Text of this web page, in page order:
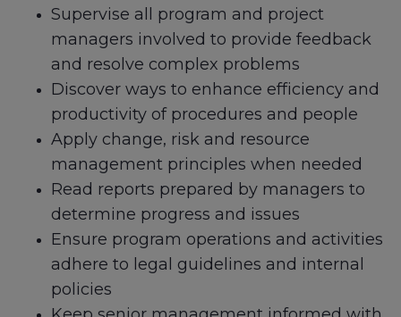
Supervise all program and project
managers involved to provide feedback
and resolve complex problems
Discover ways to enhance efficiency and
productivity of procedures and people
Apply change, risk and resource
management principles when needed
Read reports prepared by managers to
determine progress and issues
Ensure program operations and activities
adhere to legal guidelines and internal
policies